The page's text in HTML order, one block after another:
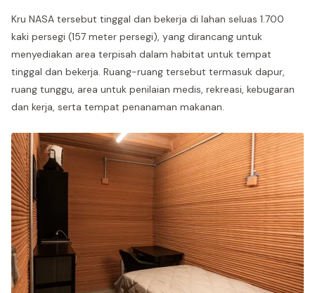
Kru NASA tersebut tinggal dan bekerja di lahan seluas 1.700
kaki persegi (157 meter persegi), yang dirancang untuk
menyediakan area terpisah dalam habitat untuk tempat
tinggal dan bekerja. Ruang-ruang tersebut termasuk dapur,
ruang tunggu, area untuk penilaian medis, rekreasi, kebugaran
dan kerja, serta tempat penanaman makanan.